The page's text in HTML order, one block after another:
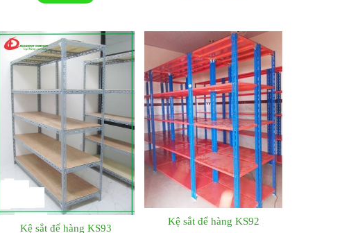
Kệ sắt để hàng KS93
Kệ sắt để hàng KS92